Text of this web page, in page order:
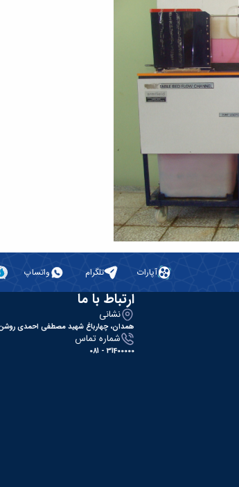
آپارات تلگرام واتساپ
ارتباط با ما
نشانی
همدان، چهارباغ شهید مصطفی احمدی
شماره تماس
31400000 - 081